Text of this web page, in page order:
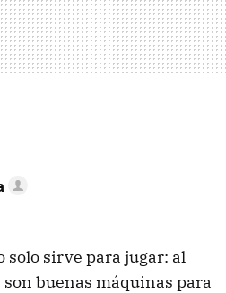
sirve para jugar: al
buenas máquinas para